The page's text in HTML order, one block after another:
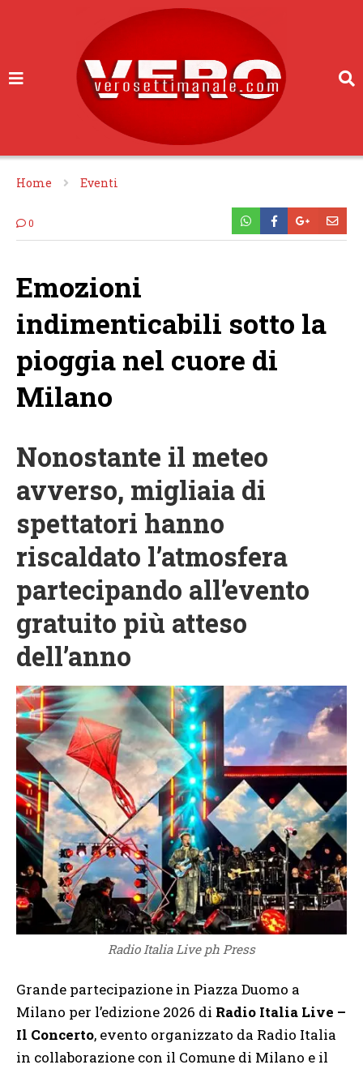
Home Eventi
0
Emozioni
indimenticabili sotto la
pioggia nel cuore di
Milano
Nonostante il meteo
avverso, migliaia di
spettatori hanno
riscaldato l’atmosfera
partecipando all’evento
gratuito più atteso
dell’anno
Radio Italia Live ph Press
Grande partecipazione in Piazza Duomo a
Milano per l’edizione 2026 di Radio Italia Live –
Il Concerto, evento organizzato da Radio Italia
in collaborazione con il Comune di Milano e il